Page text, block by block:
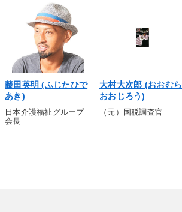
藤田英明 (ふじたひで
あき)
日本介護福祉グループ
会長
大村大次郎 (おおむら
おおじろう)
（元）国税調査官